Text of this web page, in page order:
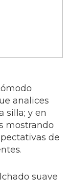
analices
silla; y en
mostrando
de
suave